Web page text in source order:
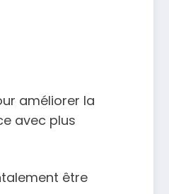
améliorer la
avec plus
être